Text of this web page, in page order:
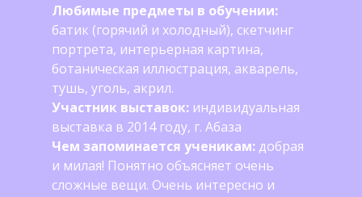
Любимые предметы в обучении:
батик (горячий и холодный), скетчинг
портрета, интерьерная картина,
ботаническая иллюстрация, акварель,
тушь, уголь, акрил.
Участник выставок: индивидуальная
выставка в 2014 году, г. Абаза
Чем запоминается ученикам: добрая
и милая! Понятно объясняет очень
сложные вещи. Очень интересно и